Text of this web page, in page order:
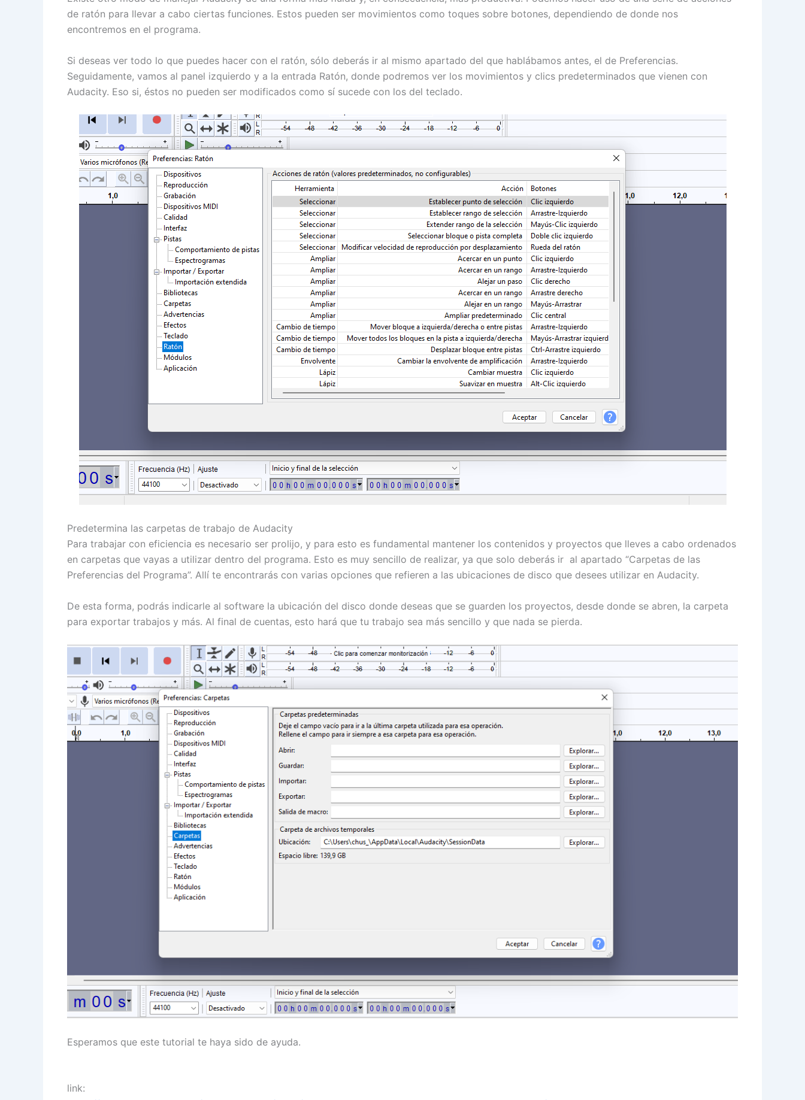
de ratón para llevar a cabo ciertas funciones. Estos pueden ser movimientos como toques sobre botones, dependiendo de donde nos
encontremos en el programa.
Si deseas ver todo lo que puedes hacer con el ratón, sólo deberás ir al mismo apartado del que hablábamos antes, el de Preferencias.
Seguidamente, vamos al panel izquierdo y a la entrada Ratón, donde podremos ver los movimientos y clics predeterminados que vienen con
Audacity. Eso si, éstos no pueden ser modificados como sí sucede con los del teclado.
Predetermina las carpetas de trabajo de Audacity
Para trabajar con eficiencia es necesario ser prolijo, y para esto es fundamental mantener los contenidos y proyectos que lleves a cabo ordenados
en carpetas que vayas a utilizar dentro del programa. Esto es muy sencillo de realizar, ya que solo deberás ir al apartado “Carpetas de las
Preferencias del Programa”. Allí te encontrarás con varias opciones que refieren a las ubicaciones de disco que desees utilizar en Audacity.
De esta forma, podrás indicarle al software la ubicación del disco donde deseas que se guarden los proyectos, desde donde se abren, la carpeta
para exportar trabajos y más. Al final de cuentas, esto hará que tu trabajo sea más sencillo y que nada se pierda.
Esperamos que este tutorial te haya sido de ayuda.
link: